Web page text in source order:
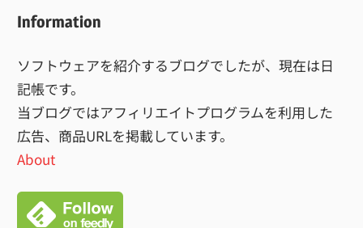
Information
ソフトウェアを紹介するブログでしたが、現在は日
記帳です。
当ブログではアフィリエイトプログラムを利用した
広告、商品URLを掲載しています。
About